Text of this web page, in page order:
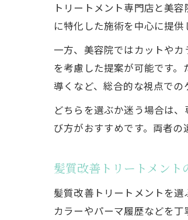
トリートメント専門店と美
に特化した施術を中心に提供
一方、美容院ではカットや
を考慮した提案が可能です
導くなど、総合的な視点での
どちらを選ぶか迷う場合は
び方がおすすめです。両者の
髪質改善トリートメント
髪質改善トリートメントを
カラーやパーマ履歴などを